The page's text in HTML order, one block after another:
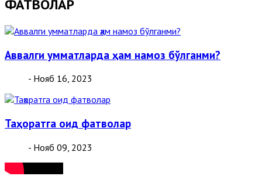
ФАТВОЛАР
Аввалги умматларда ҳам намоз бўлганми?
- Нояб 16, 2023
Таҳоратга оид фатволар
- Нояб 09, 2023